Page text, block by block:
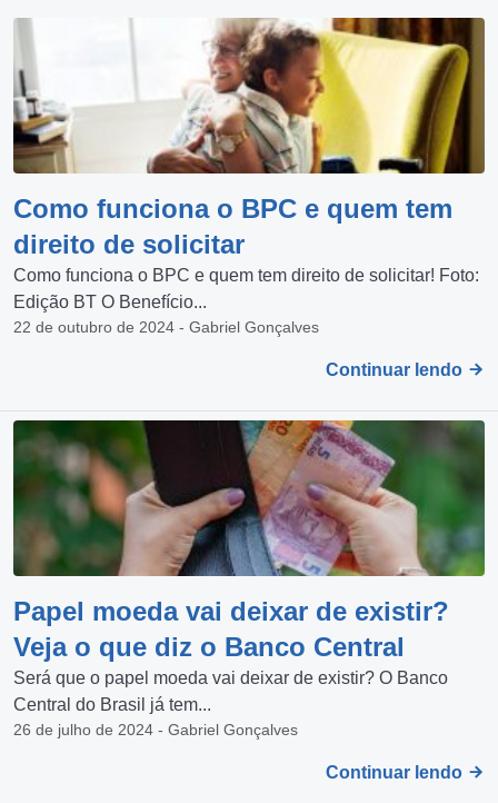
Como funciona o BPC e quem tem
direito de solicitar
Como funciona o BPC e quem tem direito de solicitar! Foto:
Edição BT O Benefício...
22 de outubro de 2024 - Gabriel Gonçalves
Continuar lendo
Papel moeda vai deixar de existir?
Veja o que diz o Banco Central
Será que o papel moeda vai deixar de existir? O Banco
Central do Brasil já tem...
26 de julho de 2024 - Gabriel Gonçalves
Continuar lendo